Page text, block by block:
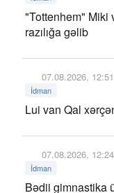
"Tottenhem" Miki
razılığa gəlib
07.08.2026, 12:51
İdman
Lui van Qal
07.08.2026, 12:24
İdman
Bədii gimnastika